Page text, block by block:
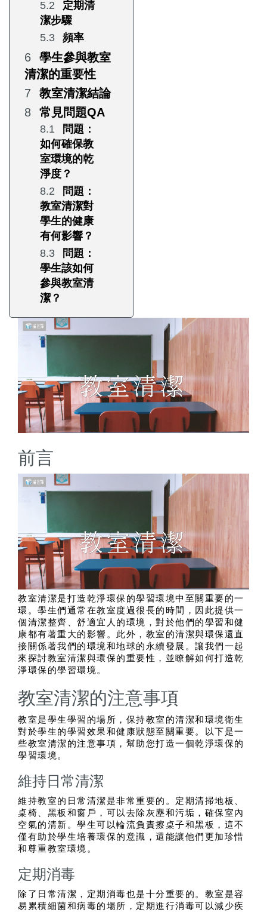
定期清
潔步驟
頻率
學生參與教室
清潔的重要性
教室清潔結論
常見問題QA
問題：
如何確保教
室環境的乾
淨度？
問題：
教室清潔對
學生的健康
有何影響？
問題：
學生該如何
參與教室清
潔？
前言
教室清潔是打造乾淨環保的學習環境中至關重要的一
環。學生們通常在教室度過很長的時間，因此提供一
個清潔整齊、舒適宜人的環境，對於他們的學習和健
康都有著重大的影響。此外，教室的清潔與環保還直
接關係著我們的環境和地球的永續發展。讓我們一起
來探討教室清潔與環保的重要性，並瞭解如何打造乾
淨環保的學習環境。
教室清潔的注意事項
教室是學生學習的場所，保持教室的清潔和環境衛生
對於學生的學習效果和健康狀態至關重要。以下是一
些教室清潔的注意事項，幫助您打造一個乾淨環保的
學習環境。
維持日常清潔
維持教室的日常清潔是非常重要的。定期清掃地板、
桌椅、黑板和窗戶，可以去除灰塵和污垢，確保室內
空氣的清新。學生可以輪流負責擦桌子和黑板，這不
僅有助於學生培養環保的意識，還能讓他們更加珍惜
和尊重教室環境。
定期消毒
除了日常清潔，定期消毒也是十分重要的。教室是容
易累積細菌和病毒的場所，定期進行消毒可以減少疾